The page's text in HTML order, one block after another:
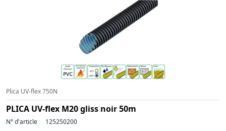
Plica UV-flex 750N
PLICA UV-flex M20 gliss noir 50m
N° d'article 125250200